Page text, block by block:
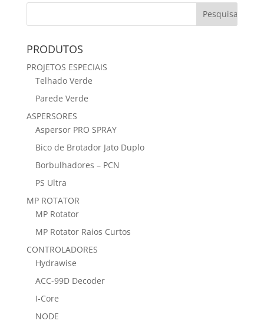
PRODUTOS
PROJETOS ESPECIAIS
Telhado Verde
Parede Verde
ASPERSORES
Aspersor PRO SPRAY
Bico de Brotador Jato Duplo
Borbulhadores – PCN
PS Ultra
MP ROTATOR
MP Rotator
MP Rotator Raios Curtos
CONTROLADORES
Hydrawise
ACC-99D Decoder
I-Core
NODE